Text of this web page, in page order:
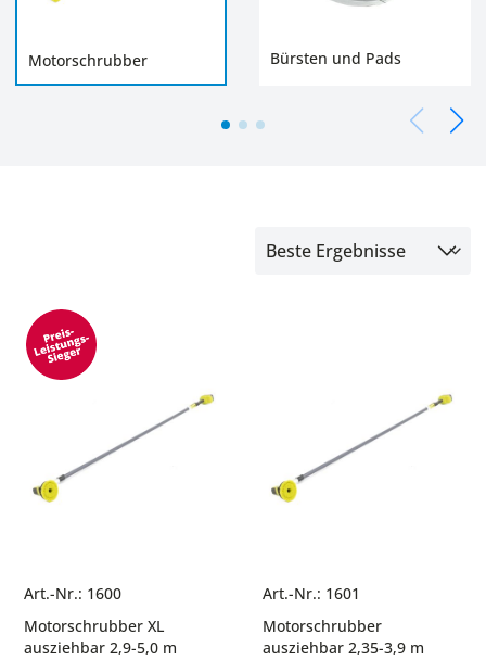
Motorschrubber Bürsten und Pads
Art.-Nr.: 1600
Motorschrubber XL
ausziehbar 2,9-5,0 m
Art.-Nr.: 1601
Motorschrubber
ausziehbar 2,35-3,9 m